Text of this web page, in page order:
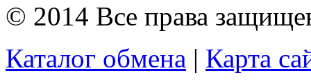
© 2014 Все права
Каталог обмена | Карта